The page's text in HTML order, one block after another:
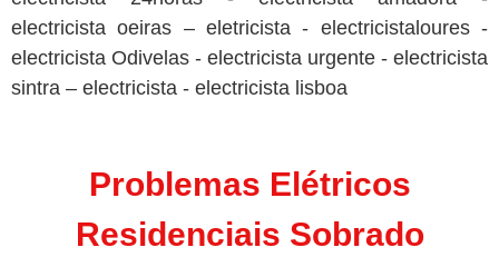
electricista oeiras – eletricista - electricistaloures -
electricista Odivelas - electricista urgente - electricista
sintra – electricista - electricista lisboa
Problemas Elétricos
Residenciais Sobrado